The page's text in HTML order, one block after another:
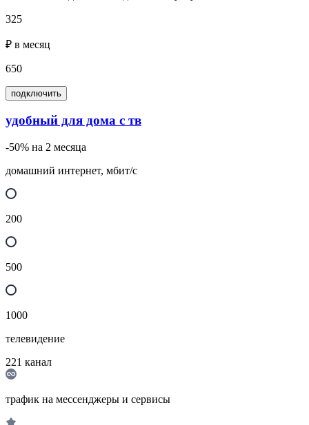
325
₽ в месяц
650
подключить
удобный для дома с тв
-50% на 2 месяца
домашний интернет, мбит/с
200
500
1000
телевидение
221 канал
трафик на мессенджеры и сервисы